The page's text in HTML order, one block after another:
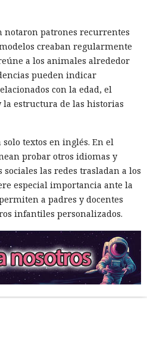
notaron patrones recurrentes
creaban regularmente
a los animales alrededor
pueden indicar
con la edad, el
la estructura de las historias
textos en inglés. En el
probar otros idiomas y
las redes trasladan a los
especial importancia ante la
a padres y docentes
infantiles personalizados.